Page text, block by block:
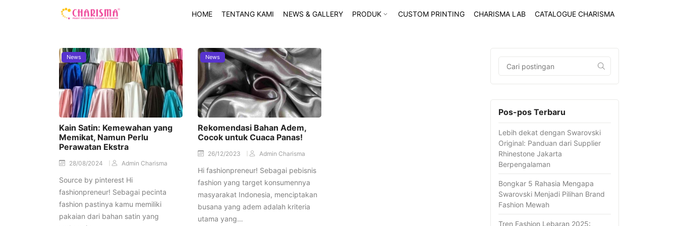
HOME TENTANG KAMI NEWS & GALLERY PRODUK CUSTOM PRINTING CHARISMA LAB CATALOGUE CHARISMA
News
Kain Satin: Kemewahan yang
Memikat, Namun Perlu
Perawatan Ekstra
28/08/2024 Admin Charisma
Source by pinterest Hi
fashionpreneur! Sebagai pecinta
fashion pastinya kamu memiliki
pakaian dari bahan satin yang
News
Rekomendasi Bahan Adem,
Cocok untuk Cuaca Panas!
26/12/2023 Admin Charisma
Hi fashionpreneur! Sebagai pebisnis
fashion yang target konsumennya
masyarakat Indonesia, menciptakan
busana yang adem adalah kriteria
utama yang…
Pos-pos Terbaru
Lebih dekat dengan Swarovski
Original: Panduan dari Supplier
Rhinestone Jakarta
Berpengalaman
Bongkar 5 Rahasia Mengapa
Swarovski Menjadi Pilihan Brand
Fashion Mewah
Tren Fashion Lebaran 2025: